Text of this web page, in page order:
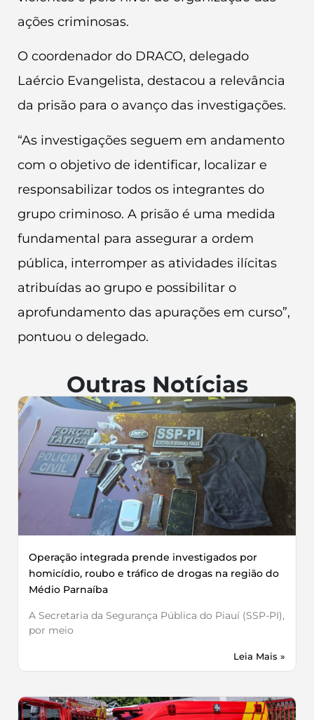
ações criminosas.
O coordenador do DRACO, delegado
Laércio Evangelista, destacou a relevância
da prisão para o avanço das investigações.
“As investigações seguem em andamento
com o objetivo de identificar, localizar e
responsabilizar todos os integrantes do
grupo criminoso. A prisão é uma medida
fundamental para assegurar a ordem
pública, interromper as atividades ilícitas
atribuídas ao grupo e possibilitar o
aprofundamento das apurações em curso”,
pontuou o delegado.
Outras Notícias
Operação integrada prende investigados por
homicídio, roubo e tráfico de drogas na região do
Médio Parnaíba
A Secretaria da Segurança Pública do Piauí (SSP-PI),
por meio
Leia Mais »